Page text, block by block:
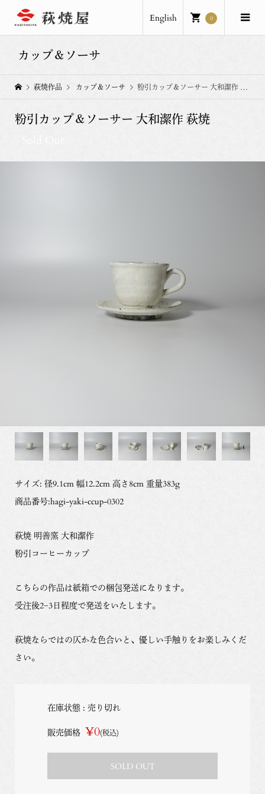
English 0
カップ＆ソーサ
萩焼作品 カップ＆ソーサ 粉引カップ＆ソーサー 大和潔作 萩焼
粉引カップ＆ソーサー 大和潔作 萩焼
サイズ: 径9.1cm 幅12.2cm 高さ8cm 重量383g
商品番号:hagi-yaki-ccup-0302
萩焼 明善窯 大和潔作
粉引コーヒーカップ
こちらの作品は紙箱での梱包発送になります。
受注後2−3日程度で発送をいたします。
萩焼ならではの仄かな色合いと、優しい手触りをお楽しみくだ
さい。
在庫状態 : 売り切れ
販売価格 ¥0(税込)
SOLD OUT